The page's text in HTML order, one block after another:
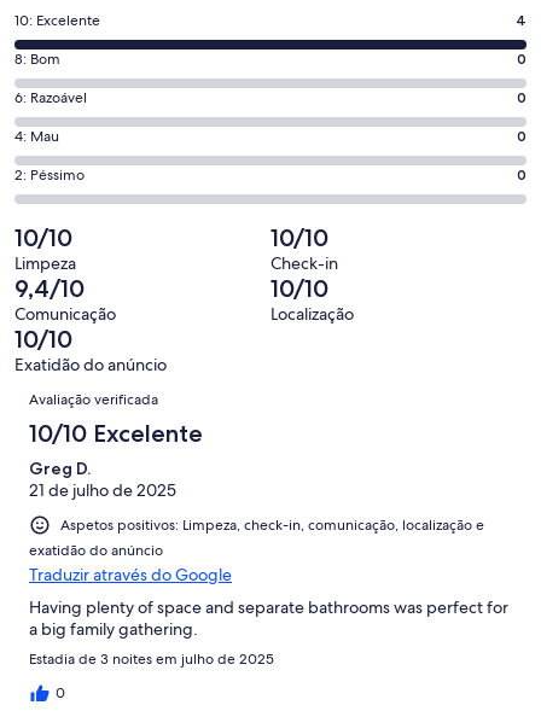
nova
janela
Pontuação
de
10,
o
que
significa
“Excelente”.
4
de
4
avaliações.
10: Excelente 4
Pontuação
de
8,
o
que
significa
“Bom”.
0
de
4
avaliações.
8: Bom 0
Pontuação
de
6,
o
que
significa
“Razoável”.
0
de
4
avaliações.
6: Razoável 0
Pontuação
de
4,
que
significa
“Mau”.
0
de
4
avaliações.
4: Mau 0
Pontuação
de
2,
o
que
significa
“Péssimo”.
0
de
avaliações.
2: Péssimo 0
10/10
Limpeza
10/10
Check-in
9,4/10
Comunicação
10/10
Localização
10/10
Exatidão do anúncio
Avaliações
Avaliação verificada
10/10 Excelente
Greg D.
21 de julho de 2025
Aspetos positivos: Limpeza, check-in, comunicação, localização e
exatidão do anúncio
Traduzir através do Google
Having plenty of space and separate bathrooms was perfect for
a big family gathering.
Estadia de 3 noites em julho de 2025
0